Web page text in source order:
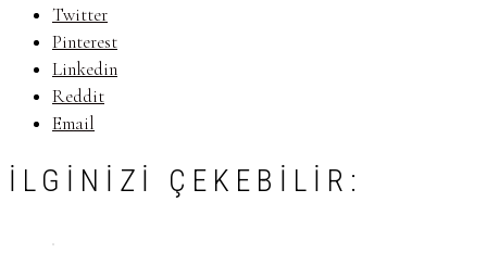
Twitter
Pinterest
Linkedin
Reddit
Email
İLGINIZI ÇEKEBILIR: